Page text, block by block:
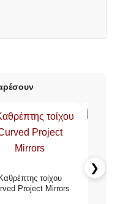
Καθρέπτης τοίχου
Project Mirrors
❯